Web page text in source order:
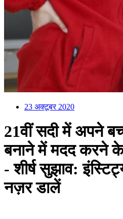
23 अक्टूबर 2020
21वीं सदी में अपने
बनाने में मदद करने
- शीर्ष सुझाव:
नज़र डालें